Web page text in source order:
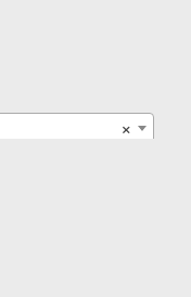
×